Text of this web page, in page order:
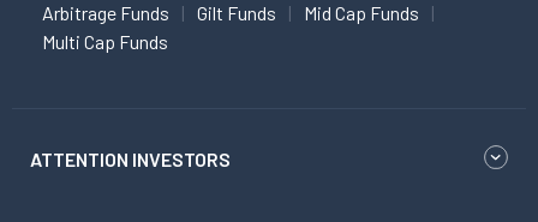
Arbitrage Funds
Gilt Funds
Mid Cap Funds
Multi Cap Funds
ATTENTION INVESTORS